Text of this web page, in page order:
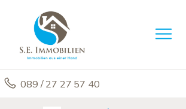
089 / 27 27 57 40